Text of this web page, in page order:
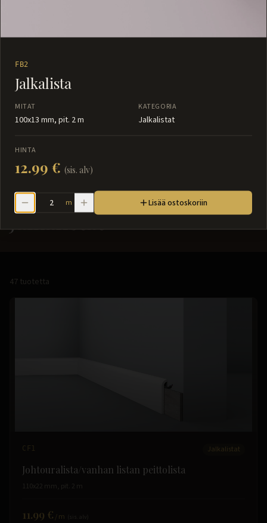
Jalkalistat
47 tuotetta
CF1 Jalkalistat
Johtouralista/vanhan listan peittolista
110x22 mm, pit. 2 m
11.99 € /m
FB2
Jalkalista
MITAT
100x13 mm, pit. 2 m
KATEGORIA
Jalkalistat
HINTA
12.99 € (sis. alv)
m Lisää ostoskoriin